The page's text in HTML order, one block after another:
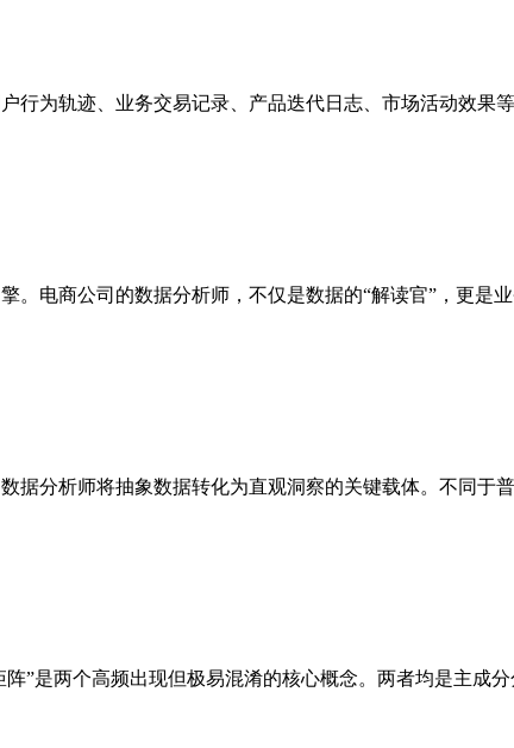
为轨迹、业务交易记录、产品迭代日志、市场活动效果
。电商公司的数据分析师，不仅是数据的“解读官”，更是
据分析师将抽象数据转化为直观洞察的关键载体。不同于
”是两个高频出现但极易混淆的核心概念。两者均是主成